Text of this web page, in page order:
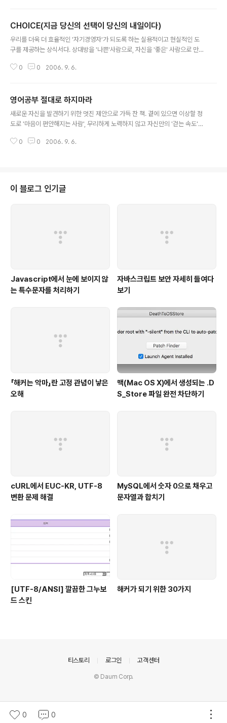
이들의 성공을 기원하며.. -아무도 대신해주지 않는 출발지금 당신의 눈을 들여
다보세요. 꿈으로 반짝이고 있습니까? 당신이 서 있는 자리에서 주위를 둘러보
세요.진정으로 원하는 곳에 발을 디디고 있습니까? 당신이 원하는 황금책은 책
CHOICE(지금 당신의 선택이 당신의 내일이다)
우리를 더욱 더 효율적인 '자기경영자'가 되도록 하는 실용적이고 현실적인 도
구를 제공하는 상식서다. 상대방을 '나쁜'사람으로, 자신을 '좋은' 사람으로 만들
해서만 대화에 임할 때가 너무나 많다. 사람들은 마치 하버드대학과 예일대학
0 0 2006. 9. 6.
영어공부 절대로 하지마라
새로운 자신을 발견하기 위한 멋진 제안으로 가득 찬 책. 곁에 있으면 이상할 정
도로 '마음이 편안해지는 사람', 무리하게 노력하지 않고 자신만의 '걷는 속도'를
의 생활을 풍요롭게 즐길 수 있는 조언들로 구성되어 있다.
0 0 2006. 9. 6.
이 블로그 인기글
Javascript에서 눈에 보이지 않
는 특수문자를 처리하기
자바스크립트 보안 자세히 들여다
보기
「해커는 악마」란 고정 관념이 낳은
오해
맥(Mac OS X)에서 생성되는 .D
S_Store 파일 완전 차단하기
cURL에서 EUC-KR, UTF-8
변환 문제 해결
MySQL에서 숫자 0으로 채우고
문자열과 합치기
[UTF-8/ANSI] 깔끔한 그누보
드 스킨
해커가 되기 위한 30가지
0 0
티스토리 로그인 고객센터
© Daum Corp.